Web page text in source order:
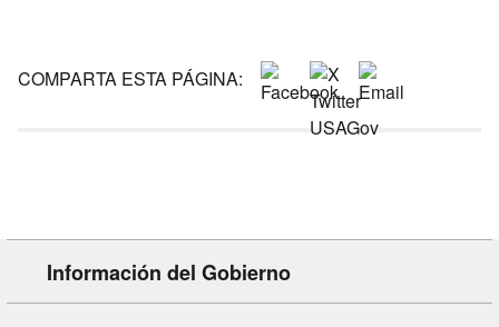
COMPARTA ESTA PÁGINA:
Información del Gobierno